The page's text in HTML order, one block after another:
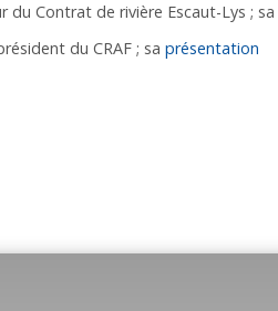
Contrat de rivière Escaut-Lys ; sa
du CRAF ; sa présentation